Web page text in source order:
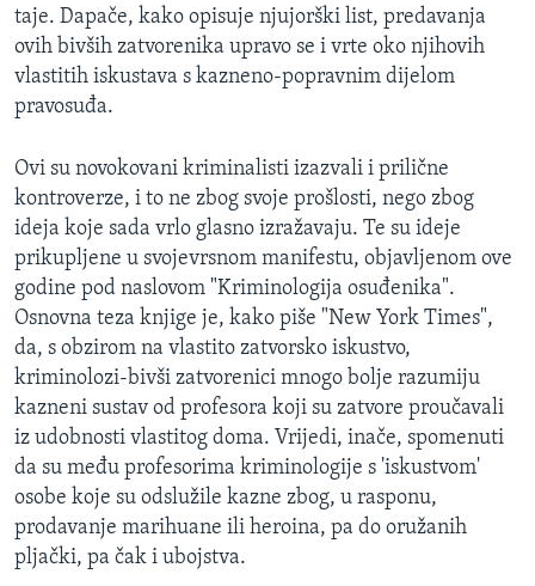
MAGAZIN
O GLASU AMERIKE
PRATITE NAS
Jezici
taje. Dapače, kako opisuje njujorški list, predavanja
ovih bivših zatvorenika upravo se i vrte oko njihovih
vlastitih iskustava s kazneno-popravnim dijelom
pravosuđa.
Ovi su novokovani kriminalisti izazvali i prilične
kontroverze, i to ne zbog svoje prošlosti, nego zbog
ideja koje sada vrlo glasno izražavaju. Te su ideje
prikupljene u svojevrsnom manifestu, objavljenom ove
godine pod naslovom "Kriminologija osuđenika".
Osnovna teza knjige je, kako piše "New York Times",
da, s obzirom na vlastito zatvorsko iskustvo,
kriminolozi-bivši zatvorenici mnogo bolje razumiju
kazneni sustav od profesora koji su zatvore proučavali
iz udobnosti vlastitog doma. Vrijedi, inače, spomenuti
da su među profesorima kriminologije s 'iskustvom'
osobe koje su odslužile kazne zbog, u rasponu,
prodavanje marihuane ili heroina, pa do oružanih
pljački, pa čak i ubojstva.